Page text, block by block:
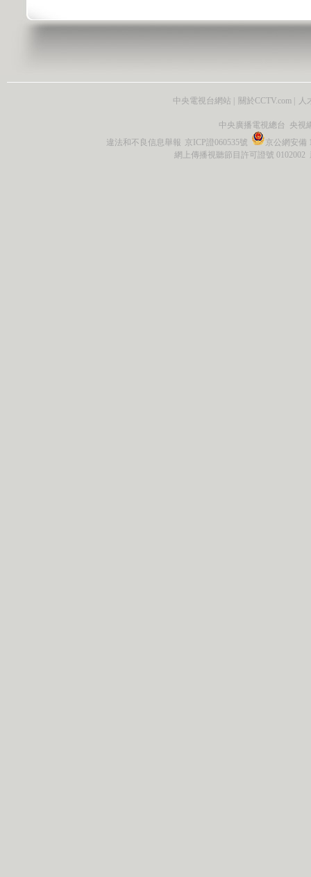
中央電視台網站 關於CCTV.com 人
中央廣播電視總台 央視
違法和不良信息舉報
京ICP證060535號
京公網安備
網上傳播視聽節目許可證號 0102002